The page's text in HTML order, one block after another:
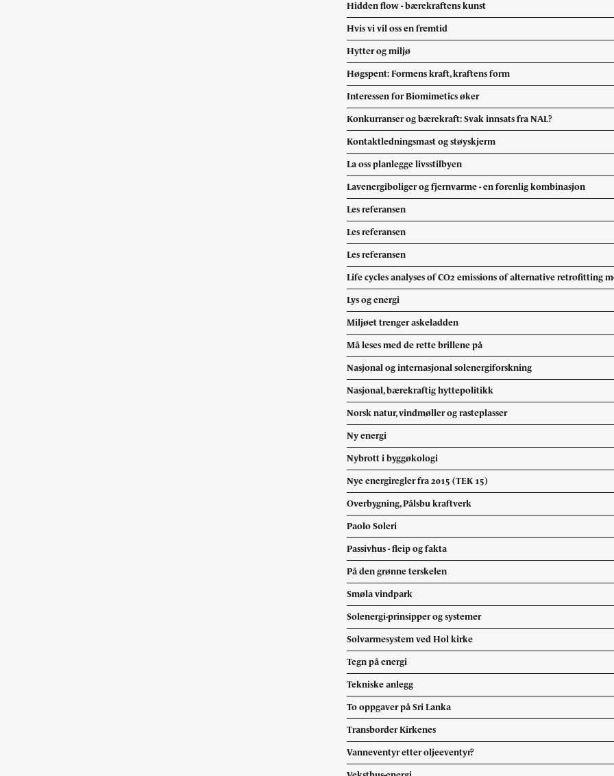
Hidden flow - bærekraftens kunst
Hvis vi vil oss en fremtid
Hytter og miljø
Høgspent: Formens kraft, kraftens form
Interessen for Biomimetics øker
Konkurranser og bærekraft: Svak innsats fra NAL?
Kontaktledningsmast og støyskjerm
La oss planlegge livsstilbyen
Lavenergiboliger og fjernvarme - en forenlig kombinasjon
Les referansen
Les referansen
Les referansen
Life cycles analyses of CO2 emissions of alternative retrofitting
Lys og energi
Miljøet trenger askeladden
Må leses med de rette brillene på
Nasjonal og internasjonal solenergiforskning
Nasjonal, bærekraftig hyttepolitikk
Norsk natur, vindmøller og rasteplasser
Ny energi
Nybrott i byggøkologi
Nye energiregler fra 2015 (TEK 15)
Overbygning, Pålsbu kraftverk
Paolo Soleri
Passivhus - fleip og fakta
På den grønne terskelen
Smøla vindpark
Solenergi-prinsipper og systemer
Solvarmesystem ved Hol kirke
Tegn på energi
Tekniske anlegg
To oppgaver på Sri Lanka
Transborder Kirkenes
Vanneventyr etter oljeeventyr?